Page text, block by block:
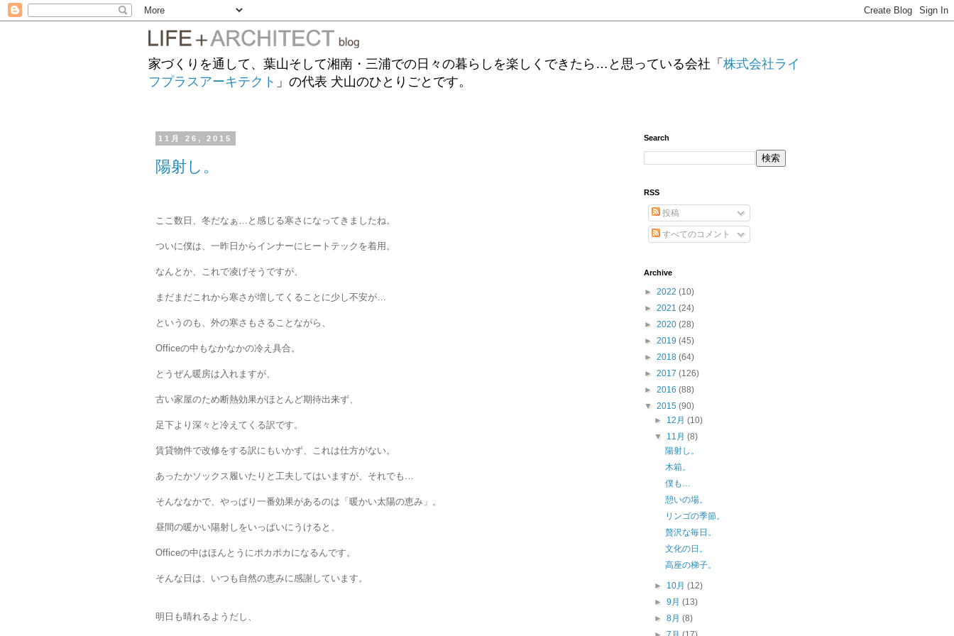
家づくりを通して、葉山そして湘南・三浦での日々の暮らしを楽しくできたら…と思っている会社「 株式会社ライ
フプラスアーキテクト 」の代表 犬山のひとりごとです。
11月 26, 2015
陽射し。
ここ数日、冬だなぁ…と感じる寒さになってきましたね。
ついに僕は、一昨日からインナーにヒートテックを着用。
なんとか、これで凌げそうですが、
まだまだこれから寒さが増してくることに少し不安が…
というのも、外の寒さもさることながら、
Officeの中もなかなかの冷え具合。
とうぜん暖房は入れますが、
古い家屋のため断熱効果がほとんど期待出来ず、
足下より深々と冷えてくる訳です。
賃貸物件で改修をする訳にもいかず、これは仕方がない。
あったかソックス履いたりと工夫してはいますが、それでも…
そんななかで、やっぱり一番効果があるのは「暖かい太陽の恵み」。
昼間の暖かい陽射しをいっぱいにうけると、
Officeの中はほんとうにポカポカになるんです。
そんな日は、いつも自然の恵みに感謝しています。
明日も晴れるようだし、
Search
RSS
投稿
すべてのコメント
Archive
► 2022 (10)
► 2021 (24)
► 2020 (28)
► 2019 (45)
► 2018 (64)
► 2017 (126)
► 2016 (88)
▼ 2015 (90)
► 12月(10)
▼ 11月(8)
陽射し。
木箱。
僕も…
憩いの場。
リンゴの季節。
贅沢な毎日。
文化の日。
高座の梯子。
► 10月(12)
►9月(13)
►8月(8)